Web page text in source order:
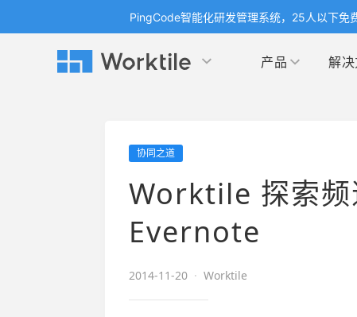
PingCode智能化研发管理系统，25人以下免
产品
以项目化的方式管理企业任务 国内率
Worktile 旗下智能化研发管理工具 解
Worktile 旗下智能化研发管理工具
全面了解 Worktile 的使用方法和技巧
通过企业内训、管理咨询帮助企业落
发现
解洞
Worktile 旗下智能化研发管理工具
协同之道
Worktile 探索
Evernote
2014-11-20 · Worktile